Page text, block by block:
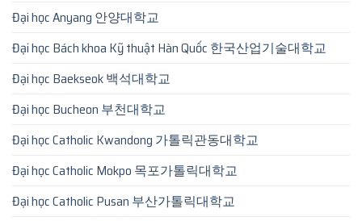
Đại học Anyang 안양대학교
Đại học Bách khoa Kỹ thuật Hàn Quốc 한국산업기술대학교
Đại học Baekseok 백석대학교
Đại học Bucheon 부천대학교
Đại học Catholic Kwandong 가톨릭관동대학교
Đại học Catholic Mokpo 목포가톨릭대학교
Đại học Catholic Pusan 부산가톨릭대학교